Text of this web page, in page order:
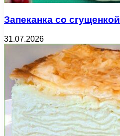
Запеканка со
31.07.2026